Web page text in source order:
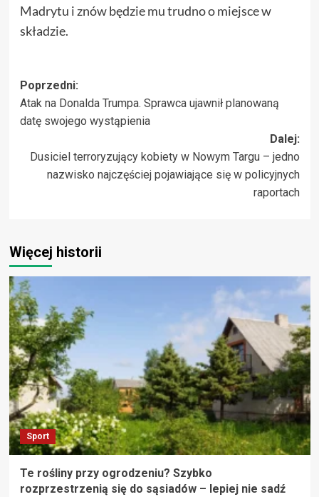
Madrytu i znów będzie mu trudno o miejsce w
składzie.
Zobacz
wpisy
Poprzedni:
Atak na Donalda Trumpa. Sprawca ujawnił planowaną
datę swojego wystąpienia
Dalej:
Dusiciel terroryzujący kobiety w Nowym Targu – jedno
nazwisko najczęściej pojawiające się w policyjnych
raportach
Więcej historii
Sport
Te rośliny przy ogrodzeniu? Szybko
rozprzestrzenią się do sąsiadów – lepiej nie sadź